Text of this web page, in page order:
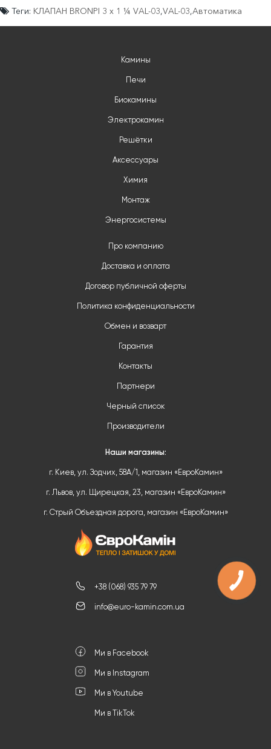
Теги: КЛАПАН BRONPI 3 x 1 ¼ VAL-03,VAL-03,Автоматика
+38 (068) 935 79 79
info@euro-kamin.com.ua
Ми в Facebook
Ми в Instagram
Ми в Youtube
Ми в TikTok
Камины
Печи
Биокамины
Электрокамин
Решётки
Аксессуары
Химия
Монтаж
Энергосистемы
Про компанию
Доставка и оплата
Договор публичной оферты
Политика конфиденциальности
Обмен и возварт
Гарантия
Контакты
Партнери
Черный список
Производители
Наши магазины:
г. Киев, ул. Зодчих, 58А/1, магазин «ЕвроКамин»
г. Львов, ул. Щирецкая, 23, магазин «ЕвроКамин»
г. Стрый Объездная дорога, магазин «ЕвроКамин»
КНОПКА
ЗВ'ЯЗКУ